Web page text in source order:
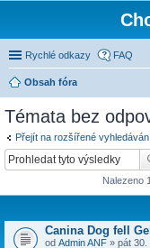
Rychlé odkazy FAQ
Obsah fóra
Témata bez
Přejít na rozšířené
Nalezeno
Canina Dog fell
od Admin ANF » pát 30.